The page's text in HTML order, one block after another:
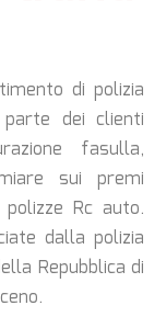
di polizia
dei clienti
fasulla,
sui premi
Rc auto.
dalla polizia
Repubblica di